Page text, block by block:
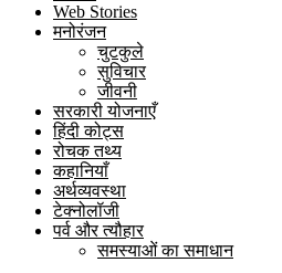
Web Stories
मनोरंजन
चुटकुले
सुविचार
जीवनी
सरकारी योजनाएँ
हिंदी कोट्स
रोचक तथ्य
कहानियाँ
अर्थव्यवस्था
टेक्नोलॉजी
पर्व और त्यौहार
समस्याओं का समाधान